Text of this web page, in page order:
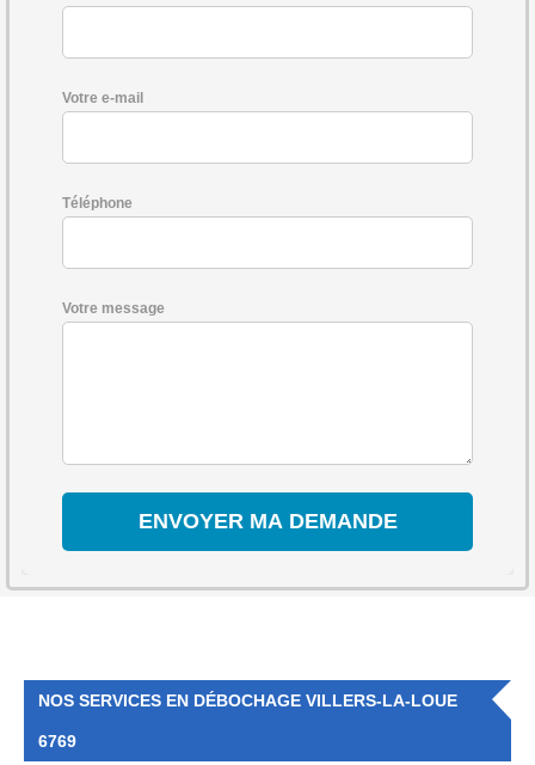
Votre e-mail
Téléphone
Votre message
NOS SERVICES EN DÉBOCHAGE VILLERS-LA-LOUE
6769